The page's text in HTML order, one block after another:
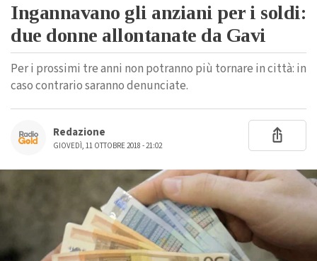
Ingannavano gli anziani per i soldi:
due donne allontanate da Gavi
Per i prossimi tre anni non potranno più tornare in città: in
caso contrario saranno denunciate.
Redazione
GIOVEDÌ, 11 OTTOBRE 2018 - 21:02